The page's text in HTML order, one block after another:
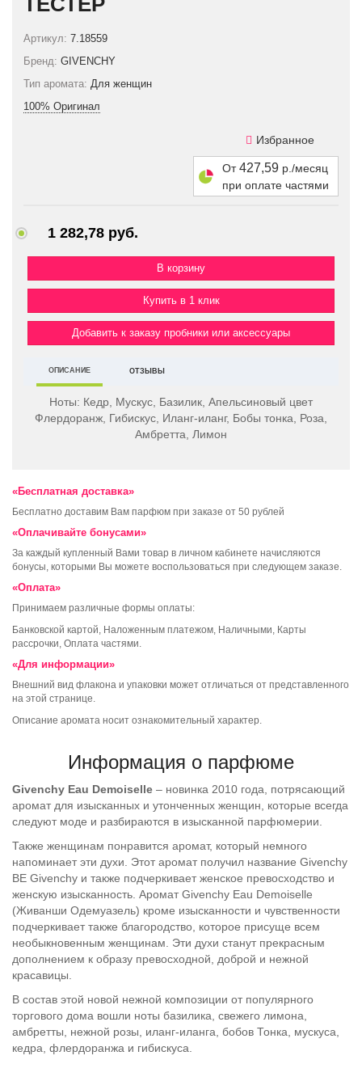
Артикул: 7.18559
Бренд: GIVENCHY
Тип аромата: Для женщин
100% Оригинал
Избранное
От427,59 р./месяц
при оплате частями
1 282,78 руб.
Купить в 1 клик
Добавить к заказу пробники или аксессуары
ОПИСАНИЕ ОТЗЫВЫ
Ноты: Кедр, Мускус, Базилик, Апельсиновый цвет
Флердоранж, Гибискус, Иланг-иланг, Бобы тонка, Роза,
Амбретта, Лимон
«Бесплатная доставка»
Бесплатно доставим Вам парфюм при заказе от 50 рублей
«Оплачивайте бонусами»
За каждый купленный Вами товар в личном кабинете начисляются
бонусы, которыми Вы можете воспользоваться при следующем заказе.
«Оплата»
Принимаем различные формы оплаты:
Банковской картой, Наложенным платежом, Наличными, Карты
рассрочки, Оплата частями.
«Для информации»
Внешний вид флакона и упаковки может отличаться от представленного
на этой странице.
Описание аромата носит ознакомительный характер.
Информация о парфюме
Givenchy Eau Demoiselle – новинка 2010 года, потрясающий
аромат для изысканных и утонченных женщин, которые всегда
следуют моде и разбираются в изысканной парфюмерии.
Также женщинам понравится аромат, который немного
напоминает эти духи. Этот аромат получил название Givenchy
BE Givenchy и также подчеркивает женское превосходство и
женскую изысканность. Аромат Givenchy Eau Demoiselle
(Живанши Одемуазель) кроме изысканности и чувственности
подчеркивает также благородство, которое присуще всем
необыкновенным женщинам. Эти духи станут прекрасным
дополнением к образу превосходной, доброй и нежной
красавицы.
В состав этой новой нежной композиции от популярного
торгового дома вошли ноты базилика, свежего лимона,
амбретты, нежной розы, иланг-иланга, бобов Тонка, мускуса,
кедра, флердоранжа и гибискуса.